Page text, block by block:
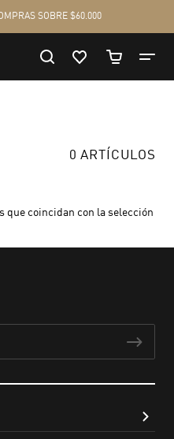
0 ARTÍCULOS
que coincidan con la selección